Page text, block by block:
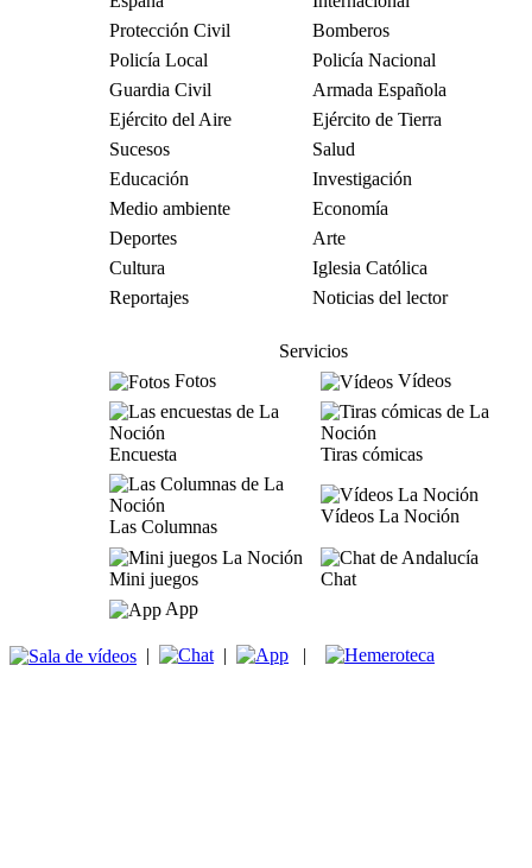
Protección Civil
Bomberos
Policía Local
Policía Nacional
Guardia Civil
Armada Española
Ejército del Aire
Ejército de Tierra
Sucesos
Salud
Educación
Investigación
Medio ambiente
Economía
Deportes
Arte
Cultura
Iglesia Católica
Reportajes
Noticias del lector
Servicios
Fotos
Vídeos
Encuesta Tiras cómicas
Las Columnas
Vídeos La Noción
Mini juegos
Chat
App
| | |